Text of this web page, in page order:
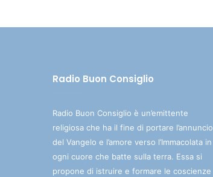
Radio Buon Consiglio
Radio Buon Consiglio è un’emittente
religiosa che ha il fine di portare l’annuncio
del Vangelo e l’amore verso l’Immacolata in
ogni cuore che batte sulla terra. Essa si
propone di istruire e formare le coscienze